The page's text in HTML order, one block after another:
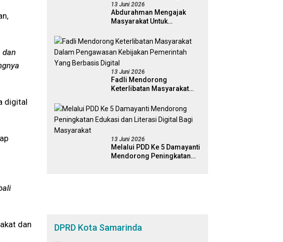
dan
digital
dan
13 Juni 2026
Abdurahman Mengajak
Masyarakat Untuk
Pengawasan Kebijakan
Pemerintah Melalui Sistem
Platform Digital
13 Juni 2026
Fadli Mendorong
Keterlibatan Masyarakat
Kebijakan Pemerintah Yang
Berbasis Digital
13 Juni 2026
Melalui PDD Ke 5 Damayanti
Mendorong Peningkatan
DPRD Kota Samarinda